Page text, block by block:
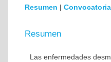
Resumen | Convocatoria
Resumen
Las enfermedades